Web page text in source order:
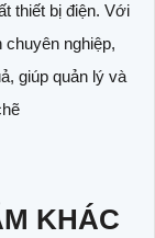
thiết bị điện. Với
chuyên nghiệp,
giúp quản lý và
KHÁC